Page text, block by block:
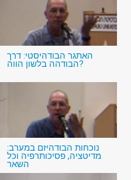
האתגר הבודהיסטי: דרך
הבודהה בלשון הווה?
נוכחות הבודהיזם במערב:
מדיטציה, פסיכותרפיה וכל
השאר